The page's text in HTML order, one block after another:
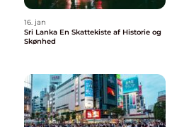
16. jan
Sri Lanka En Skattekiste af Historie og
Skønhed